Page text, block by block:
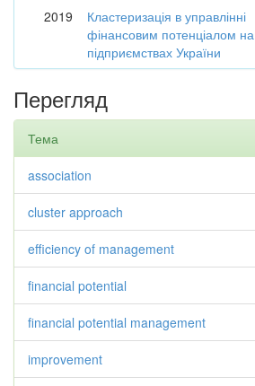
2019
Кластеризація в управлінні
фінансовим потенціалом на
підприємствах України
Перегляд
Тема
association
cluster approach
efficiency of management
financial potential
financial potential management
improvement